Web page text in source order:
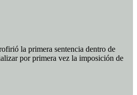
la primera sentencia dentro de
por primera vez la imposición de